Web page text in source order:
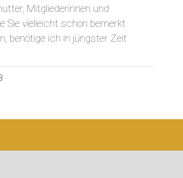
Mitgliederinnen und
Sie vielleicht schon bemerkt
benötige ich in jüngster Zeit